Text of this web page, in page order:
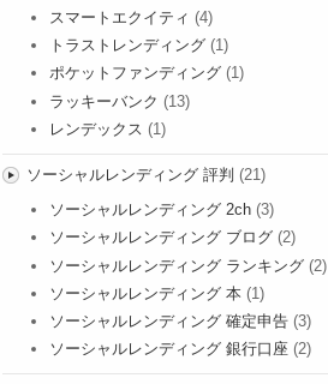
スマートエクイティ (4)
トラストレンディング (1)
ポケットファンディング (1)
ラッキーバンク (13)
レンデックス (1)
ソーシャルレンディング 評判 (21)
ソーシャルレンディング 2ch (3)
ソーシャルレンディング ブログ (2)
ソーシャルレンディング ランキング (2)
ソーシャルレンディング 本 (1)
ソーシャルレンディング 確定申告 (3)
ソーシャルレンディング 銀行口座 (2)